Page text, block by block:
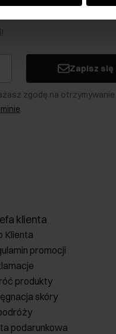
Zapisz się
zgodę na otrzymywanie
.
klienta
Klienta
promocji
produkty
skóry
podarunkowa